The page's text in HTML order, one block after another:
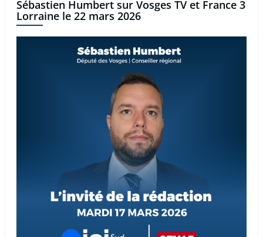
Sébastien Humbert sur Vosges TV et France 3
Lorraine le 22 mars 2026